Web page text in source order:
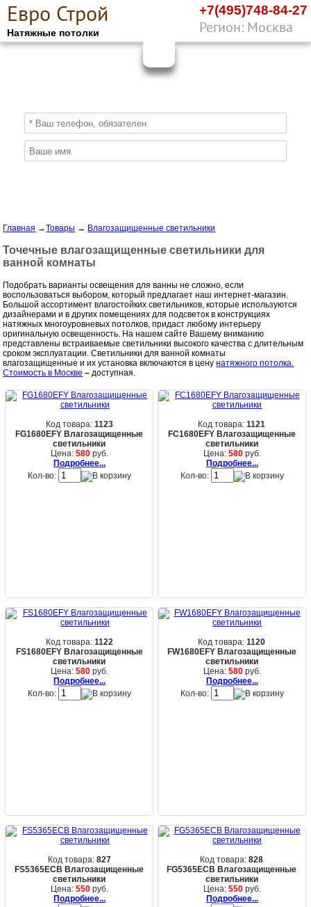
Евро Строй
Натяжные потолки
+7(495)748-84-27
Регион: Москва
ПОЛУЧИ СКИДКУ10%
Главная →Товары → Влагозащищенные светильники
Точечные влагозащищенные светильники для
ванной комнаты
Подобрать варианты освещения для ванны не сложно, если
воспользоваться выбором, который предлагает наш интернет-магазин.
Большой ассортимент влагостойких светильников, которые используются
дизайнерами и в других помещениях для подсветок в конструкциях
натяжных многоуровневых потолков, придаст любому интерьеру
оригинальную освещенность. На нашем сайте Вашему вниманию
представлены встраиваемые светильники высокого качества с длительным
сроком эксплуатации. Светильники для ванной комнаты
влагозащищенные и их установка включаются в ценунатяжного потолка.
Стоимость в Москве –доступная.
Код товара: 1123
FG1680EFY Влагозащищенные
светильники
Цена:580 руб.
Подробнее...
Кол-во:
Код товара:1121
FC1680EFY Влагозащищенные
светильники
Цена: 580руб.
Подробнее...
Кол-во:
Код товара: 1122
FS1680EFY Влагозащищенные
светильники
Цена:580 руб.
Подробнее...
Кол-во:
Код товара:1120
FW1680EFY Влагозащищенные
светильники
Цена: 580руб.
Подробнее...
Кол-во:
Код товара: 827
FS5365ECB Влагозащищенные
светильники
Цена:550 руб.
Подробнее...
Код товара:828
FG5365ECB Влагозащищенные
светильники
Цена: 550руб.
Подробнее...